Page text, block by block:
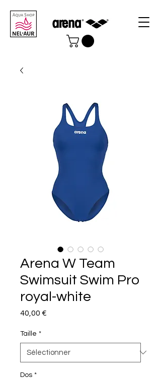
Arena W Team
Swimsuit Swim Pro
royal-white
40,00 €
Taille *
Dos *